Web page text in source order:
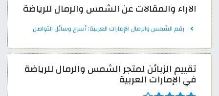
الاراء والمقالات عن الشمس والرمال للرياضة
رقم الشمس والرمال الإمارات العربية: أسرع وسائل التواصل
تقييم الزبائن لمتجر الشمس والرمال للرياضة
في الإمارات العربية